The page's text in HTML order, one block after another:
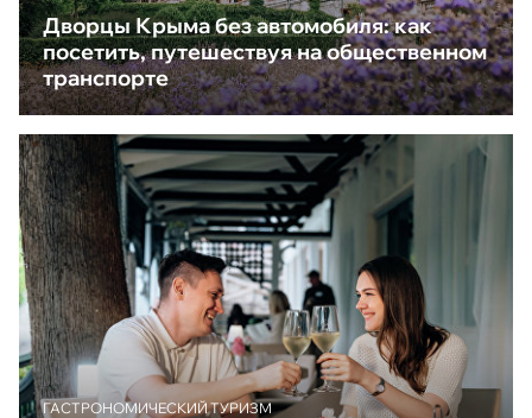
Дворцы Крыма без автомобиля: как
посетить, путешествуя на общественном
транспорте
ГАСТРОНОМИЧЕСКИЙ ТУРИЗМ